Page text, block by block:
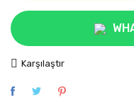
Karşılaştır